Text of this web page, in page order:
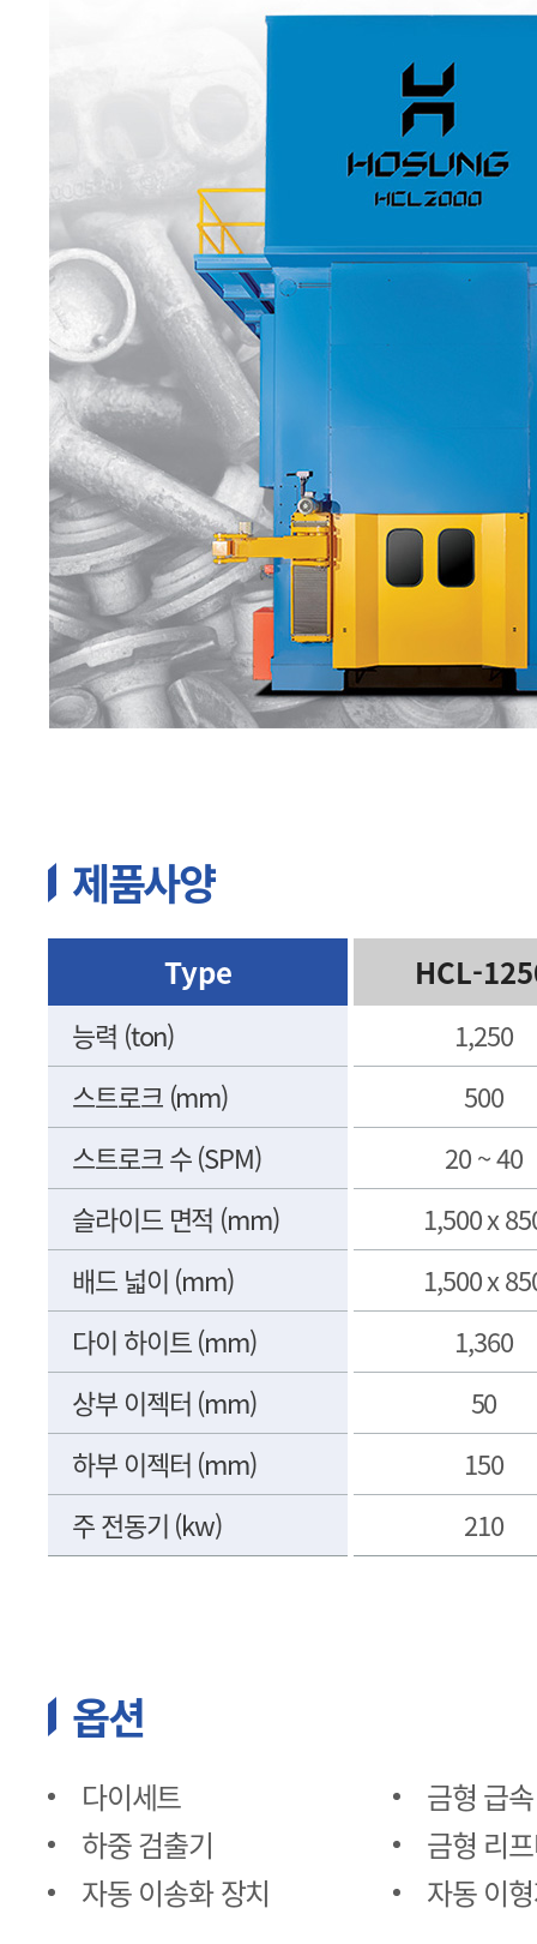
제품사양
Type HCL-
능력 (ton)
1,250
스트로크 (mm)
500
스트로크 수 (SPM)
20 ~ 40
슬라이드 면적 (mm)
1,500 x
배드 넓이 (mm)
1,500 x
다이 하이트 (mm)
1,360
상부 이젝터 (mm)
50
하부 이젝터 (mm)
150
주 전동기 (kw)
210
Type
능력 (ton)
스트로크 (mm)
스트로크 수 (SPM)
슬라이드 면적 (mm)
배드 넓이 (mm)
다이 하이트 (mm)
상부 이젝터 (mm)
하부 이젝터 (mm)
주 전동기 (kw)
옵션
다이세트
금형 급
하중 검출기
금형 리
자동 이송화 장치
자동 이